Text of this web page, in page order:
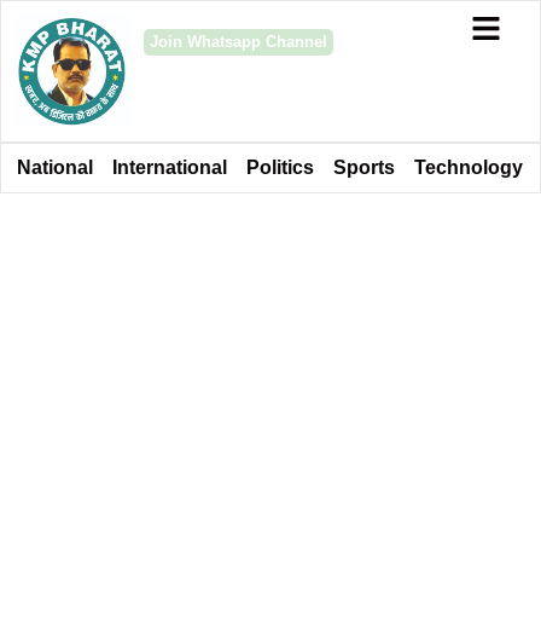
Join Whatsapp Channel
National International Politics Sports Technology